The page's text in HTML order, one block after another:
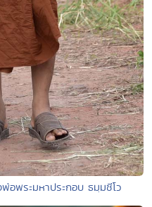
พระมหาประกอบ ธมฺมชีโว